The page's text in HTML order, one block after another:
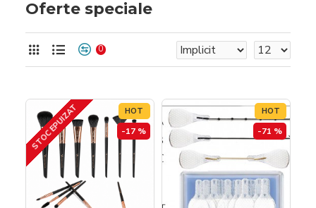
Oferte speciale
0
HOT
-17 %
STOC EPUIZAT HOT
-71 %